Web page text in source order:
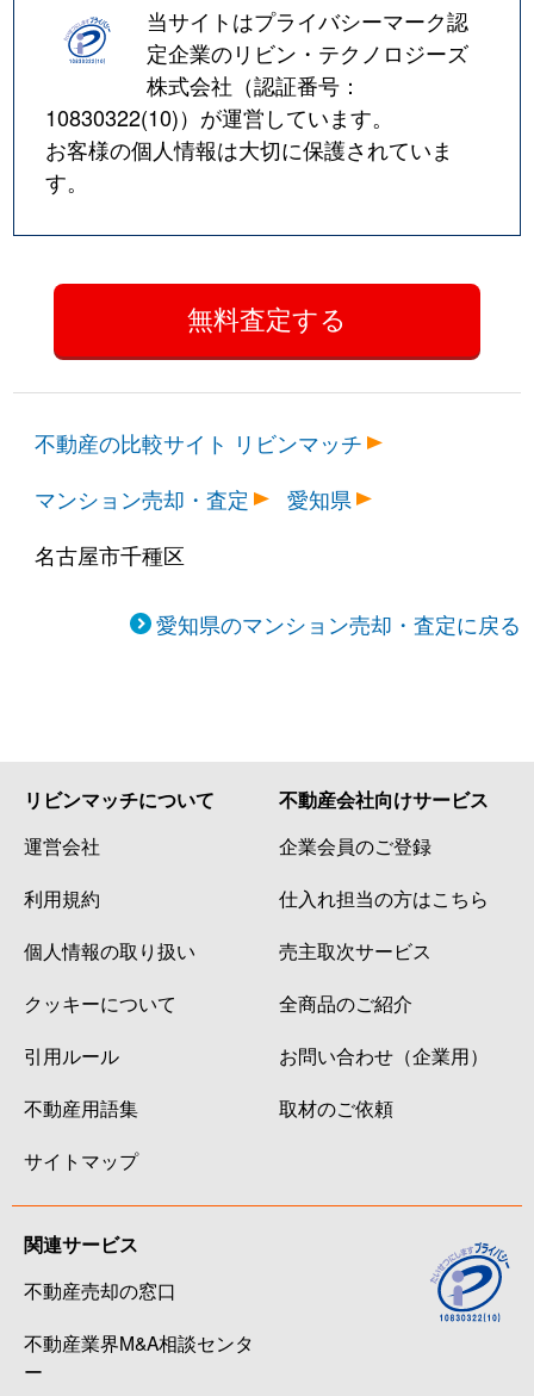
当サイトはプライバシーマーク認
定企業のリビン・テクノロジーズ
株式会社（認証番号：
10830322(10)）が運営しています。
お客様の個人情報は大切に保護されていま
す。
不動産の比較サイト リビンマッチ
マンション売却・査定
愛知県
名古屋市千種区
愛知県のマンション売却・査定に戻る
リビンマッチについて
運営会社
利用規約
個人情報の取り扱い
クッキーについて
引用ルール
不動産用語集
サイトマップ
不動産会社向けサービス
企業会員のご登録
仕入れ担当の方はこちら
売主取次サービス
全商品のご紹介
お問い合わせ（企業用）
取材のご依頼
関連サービス
不動産売却の窓口
不動産業界M&A相談センタ
ー